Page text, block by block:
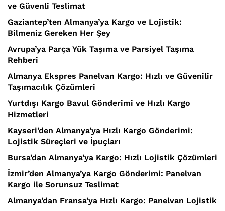
ve Güvenli Teslimat
Gaziantep’ten Almanya’ya Kargo ve Lojistik:
Bilmeniz Gereken Her Şey
Avrupa’ya Parça Yük Taşıma ve Parsiyel Taşıma
Rehberi
Almanya Ekspres Panelvan Kargo: Hızlı ve Güvenilir
Taşımacılık Çözümleri
Yurtdışı Kargo Bavul Gönderimi ve Hızlı Kargo
Hizmetleri
Kayseri’den Almanya’ya Hızlı Kargo Gönderimi:
Lojistik Süreçleri ve İpuçları
Bursa’dan Almanya’ya Kargo: Hızlı Lojistik Çözümleri
İzmir’den Almanya’ya Kargo Gönderimi: Panelvan
Kargo ile Sorunsuz Teslimat
Almanya’dan Fransa’ya Hızlı Kargo: Panelvan Lojistik